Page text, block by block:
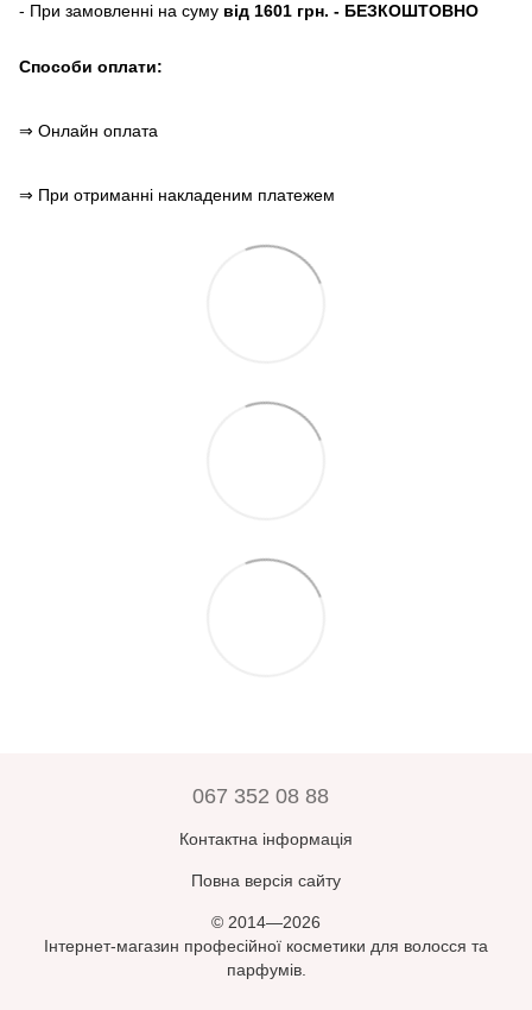
- При замовленні на суму від 1601 грн. - БЕЗКОШТОВНО
Способи оплати:
⇒ Онлайн оплата
⇒ При отриманні накладеним платежем
067 352 08 88
Контактна інформація
Повна версія сайту
© 2014—2026
Інтернет-магазин професійної косметики для волосся та
парфумів.